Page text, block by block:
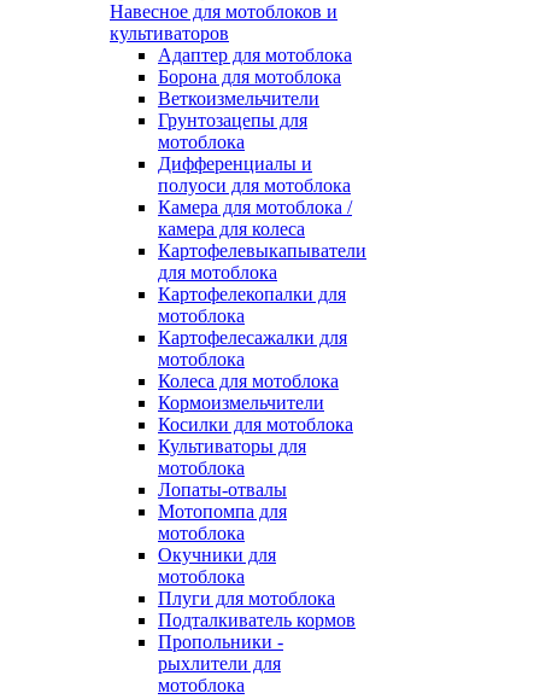
Навесное для мотоблоков и
культиваторов
Адаптер для мотоблока
Борона для мотоблока
Веткоизмельчители
Грунтозацепы для
мотоблока
Дифференциалы и
полуоси для мотоблока
Камера для мотоблока /
камера для колеса
Картофелевыкапыватели
для мотоблока
Картофелекопалки для
мотоблока
Картофелесажалки для
мотоблока
Колеса для мотоблока
Кормоизмельчители
Косилки для мотоблока
Культиваторы для
мотоблока
Лопаты-отвалы
Мотопомпа для
мотоблока
Окучники для
мотоблока
Плуги для мотоблока
Подталкиватель кормов
Пропольники -
рыхлители для
мотоблока